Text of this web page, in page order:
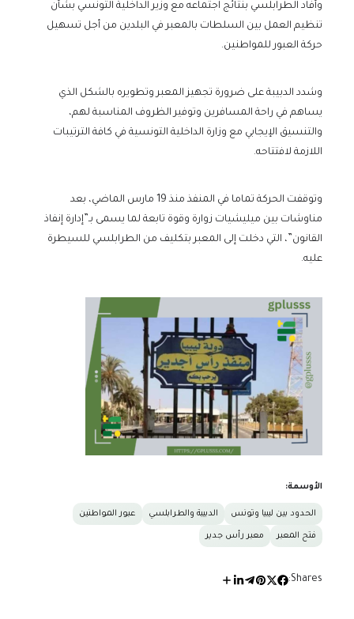
وأفاد الطرابلسي بنتائج اجتماعه مع وزير الداخلية التونسي بشأن
تنظيم العمل بين السلطات بالمعبر في البلدين من أجل تسهيل
حركة العبور للمواطنين.
وشدد الدبيبة على ضرورة تجهيز المعبر وتطويره بالشكل الذي
يساهم في راحة المسافرين وتوفير الظروف المناسبة لهم،
والتنسيق الإيجابي مع وزارة الداخلية التونسية في كافة الترتيبات
اللازمة لافتتاحه.
وتوقفت الحركة تماما في المنفذ منذ 19 مارس الماضي، بعد
مناوشات بين ميليشيات زوارة وقوة تابعة لما يسمى بـ”إدارة إنفاذ
القانون”، التي دخلت إلى المعبر بتكليف من الطرابلسي للسيطرة
عليه.
الأوسمة:
الحدود بين ليبيا وتونس الدبيبة والطرابلسي عبور المواطنين
فتح المعبر معبر رأس جدير
Shares: